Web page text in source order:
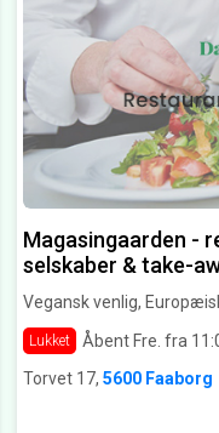
Magasingaarden -
selskaber & take-
Vegansk venlig,
Lukket Åbent Fre. fra
Torvet 17, 5600 Faaborg